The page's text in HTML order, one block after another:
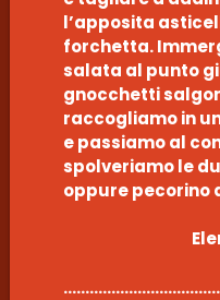
l’apposita
forchetta.
salata al punto
gnocchetti
raccogliamo in
e passiamo al
spolveriamo le
oppure pecorino